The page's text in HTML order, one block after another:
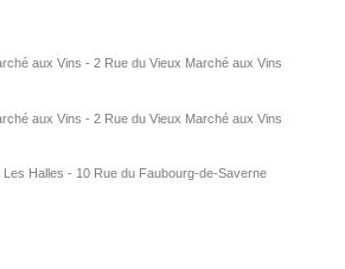
aux Vins - 2 Rue du Vieux Marché aux Vins
aux Vins - 2 Rue du Vieux Marché aux Vins
Halles - 10 Rue du Faubourg-de-Saverne